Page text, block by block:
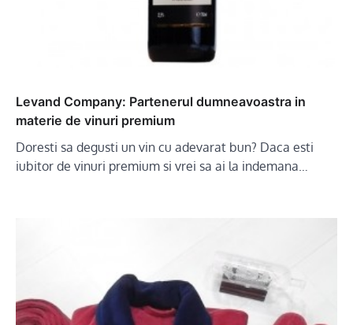
Levand Company: Partenerul dumneavoastra in
materie de vinuri premium
Doresti sa degusti un vin cu adevarat bun? Daca esti
iubitor de vinuri premium si vrei sa ai la indemana…